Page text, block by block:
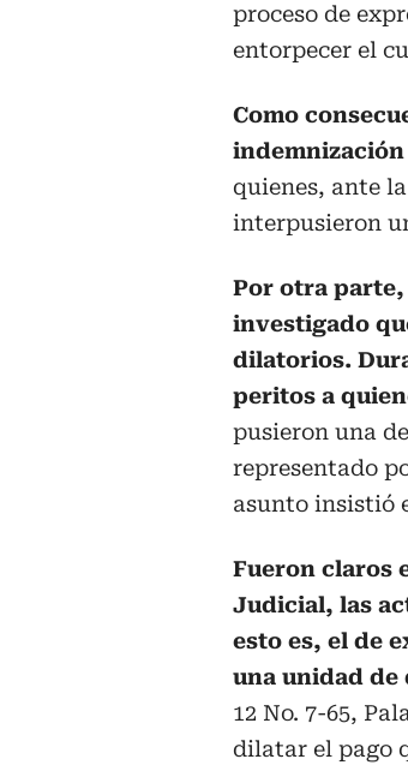
proceso de
entorpecer el
Como
quienes, ante
interpusieron
Por otra parte,
investigado
dilatorios.
peritos a
pusieron una
representado
asunto insistió
Fueron claros
Judicial, las
esto es, el de
una unidad de
12 No. 7-65,
dilatar el pago